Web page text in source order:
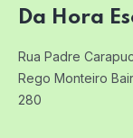
Da Hora
Rua Padre
Rego Monteiro
280